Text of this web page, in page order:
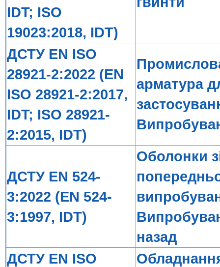
IDT; ISO
19023:2018, IDT)
ДСТУ EN ISO
28921-2:2022 (EN
ISO 28921-2:2017,
IDT; ISO 28921-
2:2015, IDT)
арматура
ДСТУ EN 524-
3:2022 (EN 524-
3:1997, IDT)
Оболонки
назад
ДСТУ EN ISO